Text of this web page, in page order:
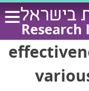
בישראל
Research